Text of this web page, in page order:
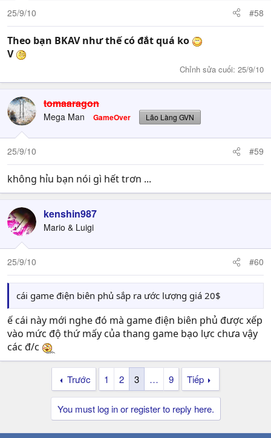
25/9/10 #58
Theo bạn BKAV như thế có đắt quá ko
V
Chỉnh sửa cuối: 25/9/10
tomaaragon
Mega Man GameOver Lão Làng GVN
25/9/10 #59
không hỉu bạn nói gì hết trơn ...
kenshin987
Mario & Luigi
25/9/10 #60
cái game điện biên phủ sắp ra ước lượng giá 20$
ế cái này mới nghe đó mà game điện biên phủ được xếp
vào mức độ thứ mấy của thang game bạo lực chưa vậy
các đ/c
Trước 1 2 3 … 9 Tiếp
You must log in or register to reply here.